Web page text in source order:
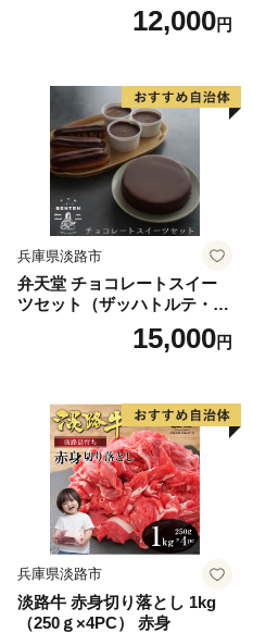
12,000円
兵庫県淡路市
弁天堂 チョコレートスイー
ツセット（ザッハトルテ・エ
クレア・チョコレートムー
15,000円
兵庫県淡路市
淡路牛 赤身切り落とし 1kg
（250ｇ×4PC） 赤身